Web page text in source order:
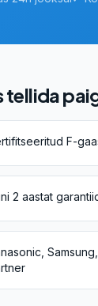
tellida
F-
2 aastat